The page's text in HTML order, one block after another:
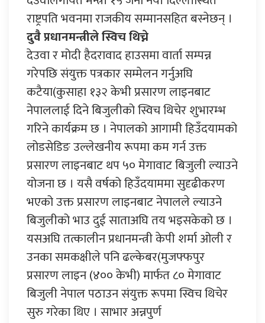
राष्ट्रपति भवनमा राजकीय सम्मानसहित बस्नेछन् ।
दुवै प्रधानमन्त्रीले स्विच थिच्ने
देउवा र मोदी हैदरावाद हाउसमा वार्ता सम्पन्न
गरेपछि संयुक्त पत्रकार सम्मेलन गर्नुअघि
कटैया(कुसाहा १३२ केभी प्रसारण लाइनबाट
नेपाललाई दिने बिजुलीको स्विच थिचेर शुभारम्भ
गरिने कार्यक्रम छ । नेपालको आगामी हिउँदयामको
लोडसेडिङ उल्लेखनीय रूपमा कम गर्न उक्त
प्रसारण लाइनबाट थप ५० मेगावाट बिजुली ल्याउने
योजना छ । यसै वर्षको हिउँदयाममा सुदृढीकरण
भएको उक्त प्रसारण लाइनबाट नेपालले ल्याउने
बिजुलीको भाउ दुई साताअघि तय भइसकेको छ ।
यसअघि तत्कालीन प्रधानमन्त्री केपी शर्मा ओली र
उनका समकक्षीले पनि ढल्केबर(मुजफ्फपुर
प्रसारण लाइन (४०० केभी) मार्फत ८० मेगावाट
बिजुली नेपाल पठाउन संयुक्त रूपमा स्विच थिचेर
सुरु गरेका थिए । साभार अन्नपुर्ण